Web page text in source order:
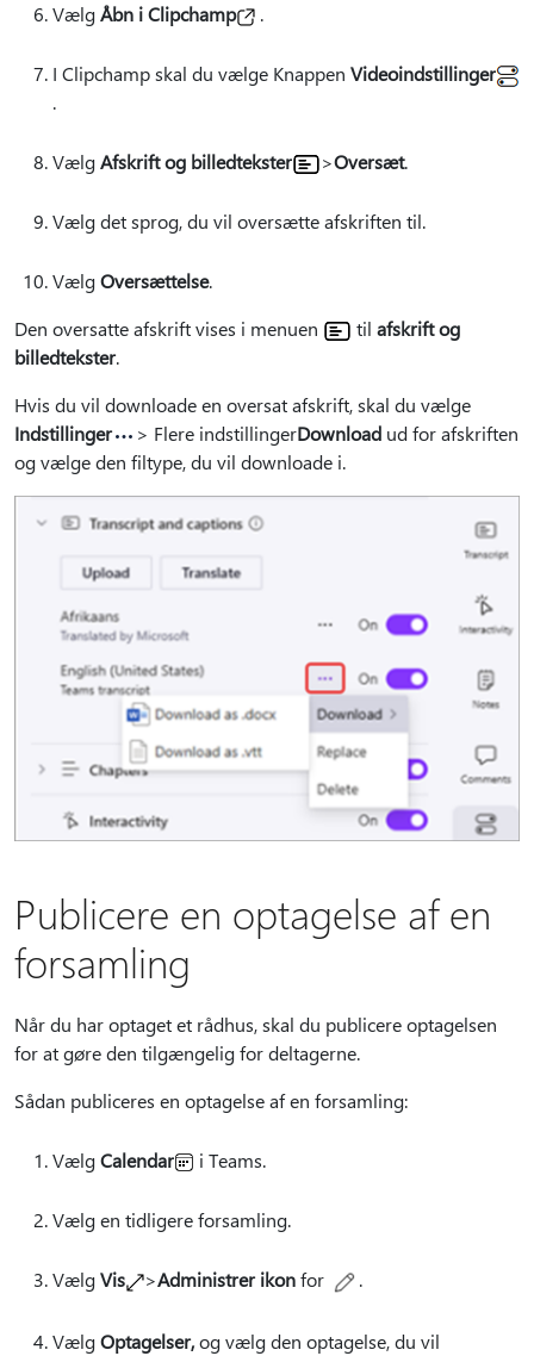
VælgÅbn i Clipchamp .
I Clipchamp skal du vælge Knappen Videoindstillinger
.
VælgAfskrift og billedtekster >Oversæt.
Vælg det sprog, du vil oversætte afskriften til.
VælgOversættelse.
Den oversatte afskrift vises i menuen
til afskrift og
billedtekster.
Hvis du vil downloade en oversat afskrift, skal du vælge
Indstillinger
> Flere indstillingerDownload ud for afskriften
og vælge den filtype, du vil downloade i.
Publicere en optagelse af en
forsamling
Når du har optaget et rådhus, skal du publicere optagelsen
for at gøre den tilgængelig for deltagerne.
Sådan publiceres en optagelse af en forsamling:
VælgCalendar i Teams.
Vælg en tidligere forsamling.
VælgVis >Administrer ikonfor .
VælgOptagelser,og vælg den optagelse, du vil